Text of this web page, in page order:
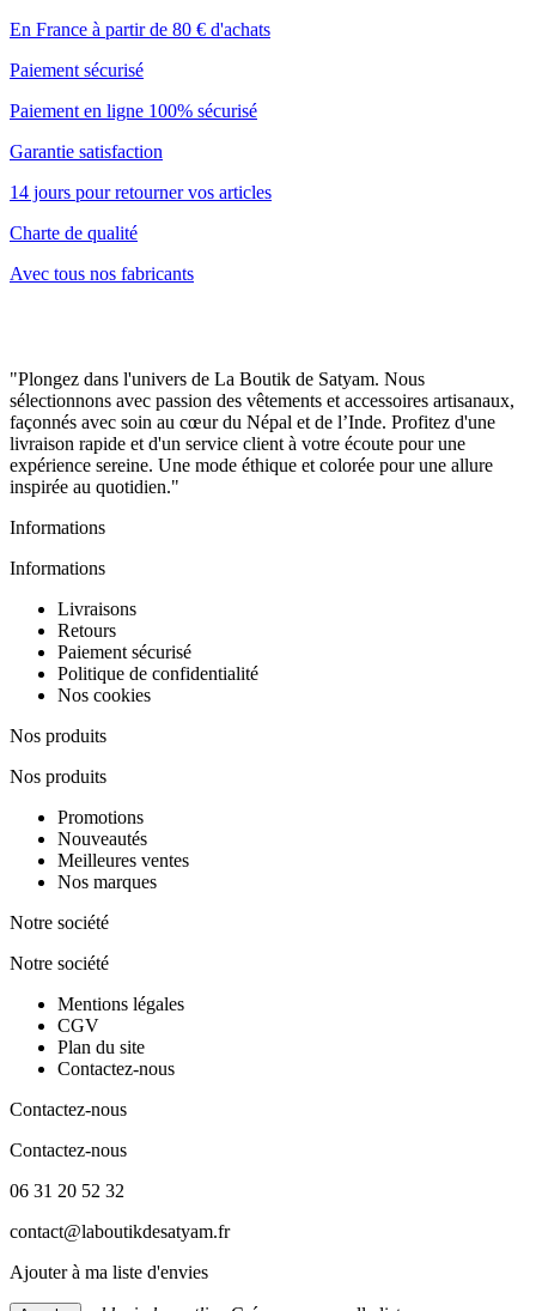
En France à partir de 80 € d'achats
Paiement sécurisé
Paiement en ligne 100% sécurisé
Garantie satisfaction
14 jours pour retourner vos articles
Charte de qualité
Avec tous nos fabricants
"Plongez dans l'univers de La Boutik de Satyam. Nous
sélectionnons avec passion des vêtements et accessoires artisanaux,
façonnés avec soin au cœur du Népal et de l’Inde. Profitez d'une
livraison rapide et d'un service client à votre écoute pour une
expérience sereine. Une mode éthique et colorée pour une allure
inspirée au quotidien."
Informations
Informations
Livraisons
Retours
Paiement sécurisé
Politique de confidentialité
Nos cookies
Nos produits
Nos produits
Promotions
Nouveautés
Meilleures ventes
Nos marques
Notre société
Notre société
Mentions légales
CGV
Plan du site
Contactez-nous
Contactez-nous
Contactez-nous
06 31 20 52 32
contact@laboutikdesatyam.fr
Ajouter à ma liste d'envies